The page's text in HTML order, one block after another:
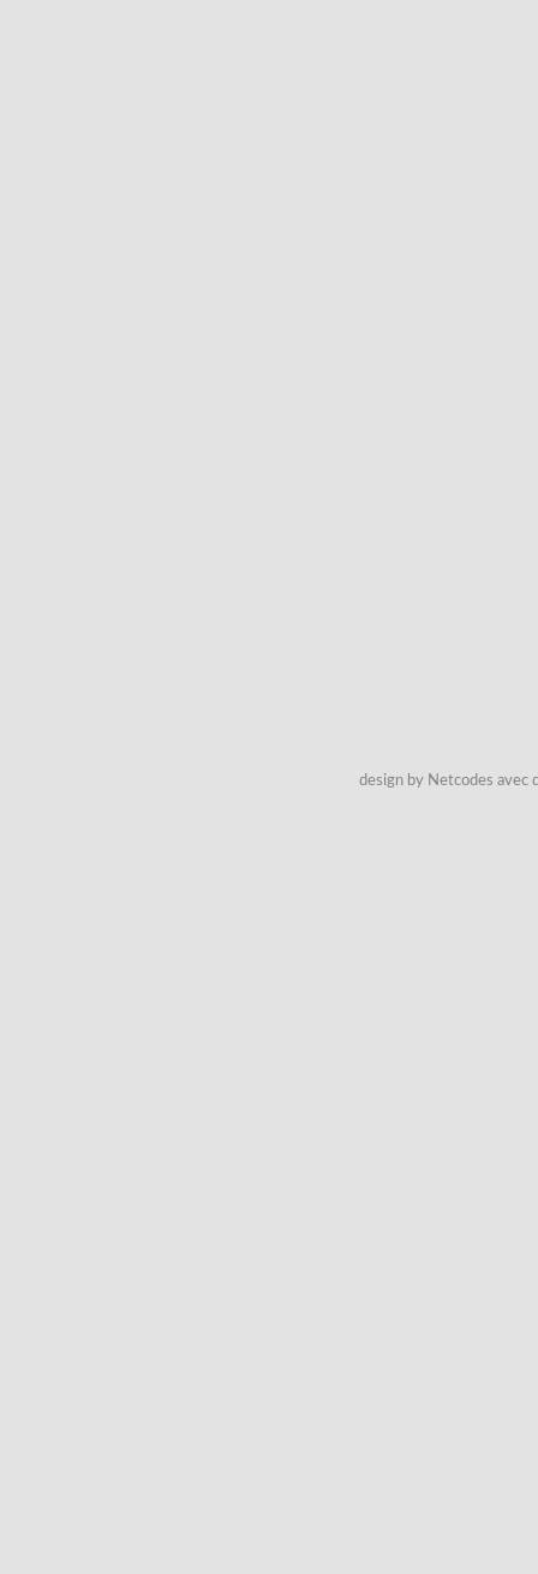
design by Netcodes avec